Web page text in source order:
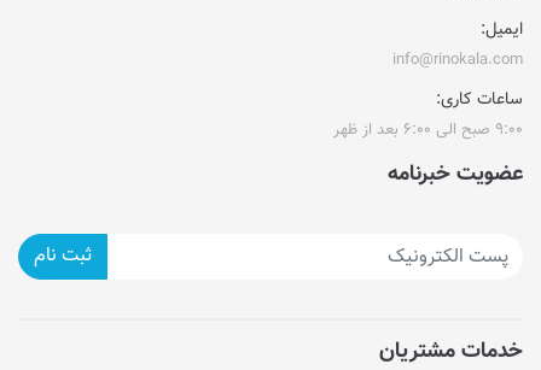
ایمیل:
info@rinokala.com
ساعات کاری:
۹:۰۰ صبح الی ۶:۰۰ بعد از ظهر
عضویت خبرنامه
ثبت نام
خدمات مشتریان